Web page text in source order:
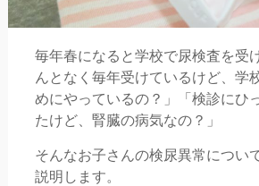
毎年春になると学校で尿検査を受
んとなく毎年受けているけど、学
めにやっているの？」「検診にひ
たけど、腎臓の病気なの？」
そんなお子さんの検尿異常につい
説明します。